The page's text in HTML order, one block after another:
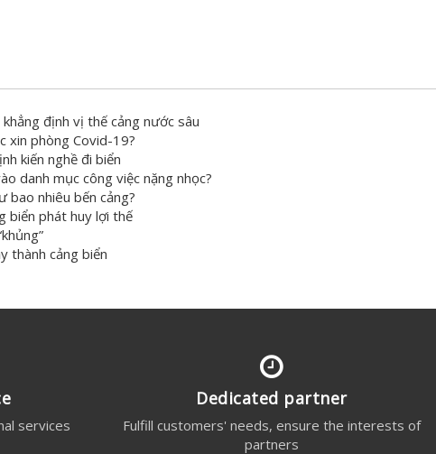
định vị thế cảng nước sâu
xin phòng Covid-19?
kiến nghề đi biển
danh mục công việc nặng nhọc?
bao nhiêu bến cảng?
biển phát huy lợi thế
thành cảng biển
services
Dedicated partner
Fulfill customers' needs, ensure the interests of
partners